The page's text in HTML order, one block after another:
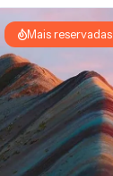
Mais reservadas